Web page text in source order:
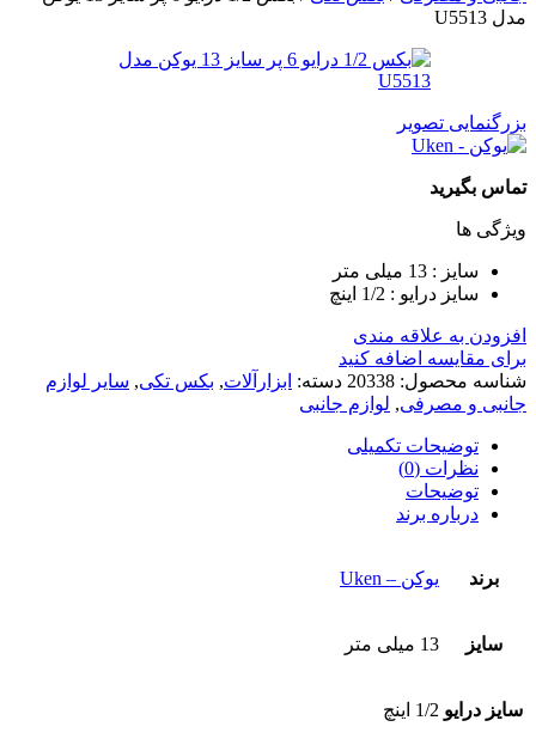
مدل U5513
بزرگنمایی تصویر
تماس بگیرید
ویژگی ها
سایز : 13 میلی متر
سایز درایو : 1/2 اینچ
افزودن به علاقه مندی
برای مقایسه اضافه کنید
شناسه محصول: 20338 دسته: ابزارآلات, بکس تکی, سایر لوازم
جانبی و مصرفی, لوازم جانبی
توضیحات تکمیلی
نظرات (0)
توضیحات
درباره برند
برند یوکن – Uken
سایز 13 میلی متر
سایز درایو 1/2 اینچ